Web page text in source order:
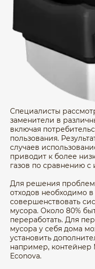
Специалисты
заменители в
включая
пользования.
случаев
приводит к более
газов по сравнению с
Для решения
отходов необходимо
совершенствовать
мусора. Около 80%
переработать. Для
мусора у себя дома
установить
например, контейнер
Econova.